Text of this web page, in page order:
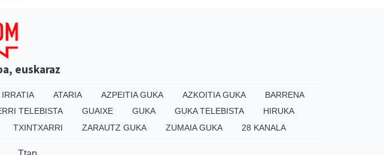
euskaraz
ATARIA AZPEITIA GUKA AZKOITIA GUKA
BARRENA
TELEBISTA GUAIXE GUKA GUKA TELEBISTA
HIRUKA
TXINTXARRI ZARAUTZ GUKA ZUMAIA GUKA 28 KANALA